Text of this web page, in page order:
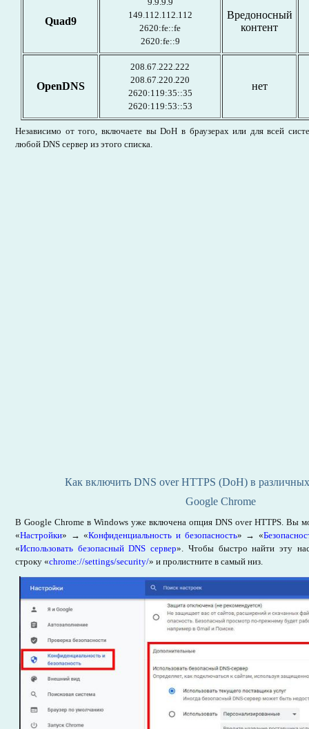
Quad9
149.112.112.112
2620:fe::fe
2620:fe::9
Вредоносный
контент
OpenDNS
208.67.222.222
208.67.220.220
2620:119:35::35
2620:119:53::53
нет
Независимо от того, включаете вы DoH в браузерах или для всей
любой DNS сервер из этого списка.
Как включить DNS over HTTPS (DoH) в различных
Google Chrome
В Google Chrome в Windows уже включена опция DNS over HTTPS. Вы
«Настройки» → «Конфиденциальность и безопасность» → «
«Использовать безопасный DNS сервер». Чтобы быстро найти эту
строку «chrome://settings/security/» и пролистните в самый низ.